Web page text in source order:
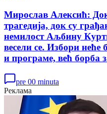
Мирослав Алексић:
трагедија, док су
немилост Аљбину
весели се. Избори неће
и програме, већ борба
pre 00 minuta
Реклама